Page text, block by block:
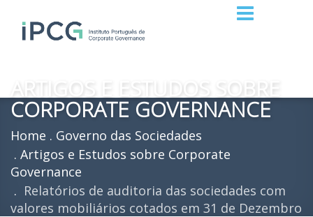
ARTIGOS E ESTUDOS SOBRE
CORPORATE GOVERNANCE
Home
Governo das Sociedades
Artigos e Estudos sobre Corporate
Governance
Relatórios de auditoria das sociedades com
valores mobiliários cotados em 31 de Dezembro